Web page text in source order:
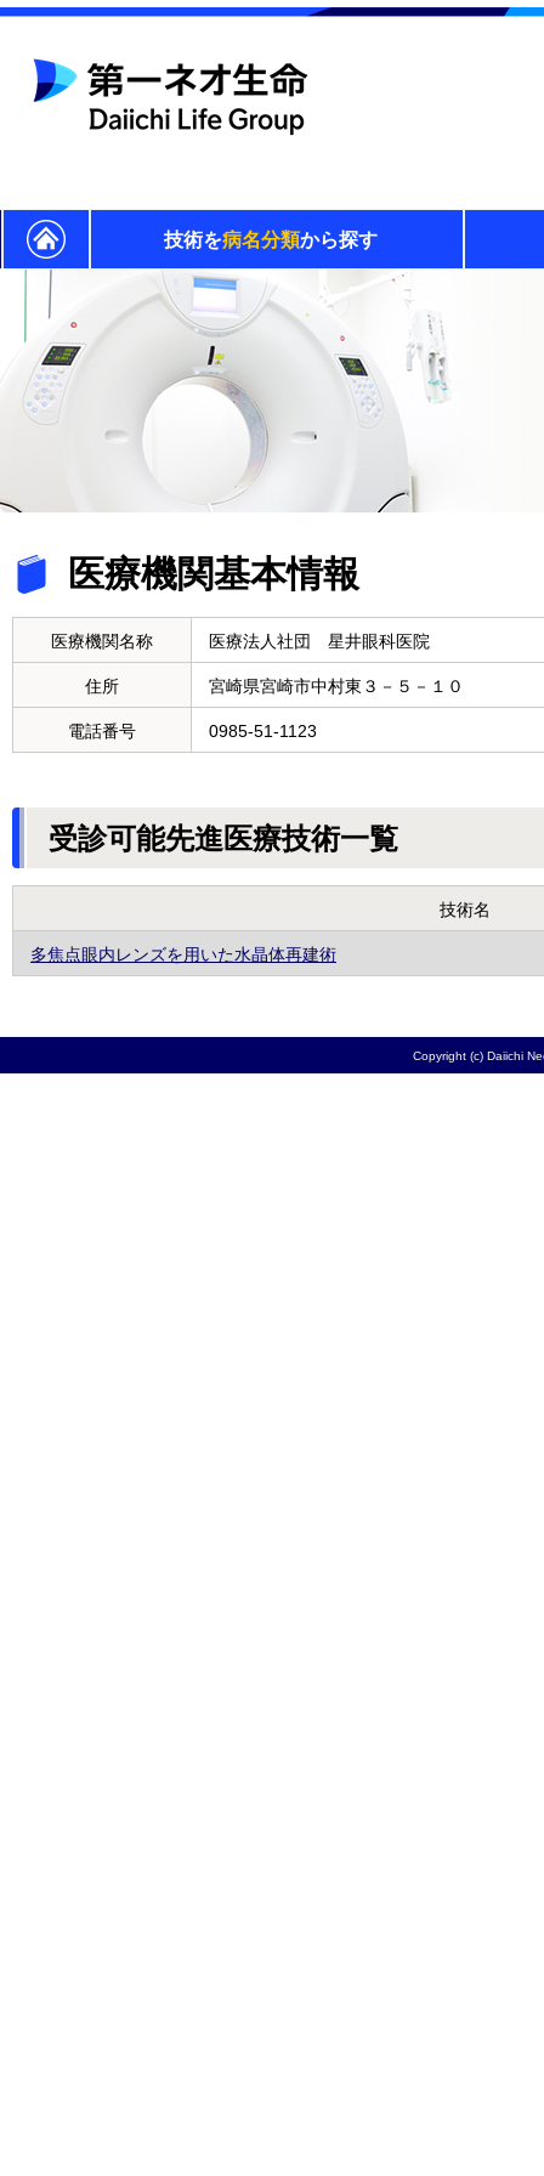
技術を病名分類から探す
医療機関基本情報
医療機関名称 医療法人社団 星井眼科医院
住所 宮崎県宮崎市中村東３－５－１０
電話番号 0985-51-1123
受診可能先進医療技術一覧
技術名
多焦点眼内レンズを用いた水晶体再建術
Copyright (c) Daiichi